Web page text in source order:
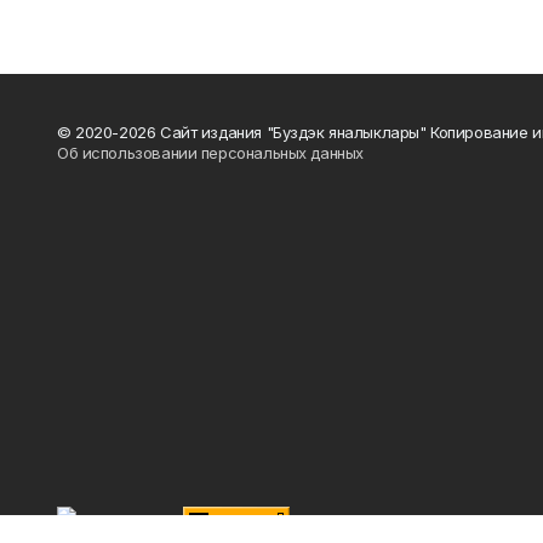
© 2020-2026 Сайт издания "Буздэк яналыклары" Копирование
Об использовании персональных данных